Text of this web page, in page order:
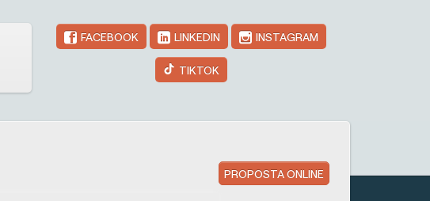
FACEBOOK LINKEDIN INSTAGRAM
TIKTOK
PROPOSTA ONLINE